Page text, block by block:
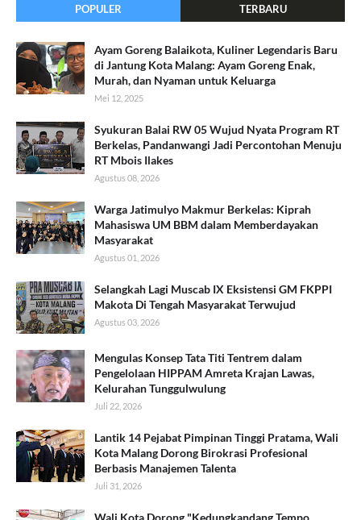
POPULER TERBARU
Ayam Goreng Balaikota, Kuliner Legendaris Baru
di Jantung Kota Malang: Ayam Goreng Enak,
Murah, dan Nyaman untuk Keluarga
Mei 12, 2025
Syukuran Balai RW 05 Wujud Nyata Program RT
Berkelas, Pandanwangi Jadi Percontohan Menuju
RT Mbois Ilakes
Agustus 08, 2026
Warga Jatimulyo Makmur Berkelas: Kiprah
Mahasiswa UM BBM dalam Memberdayakan
Masyarakat
Agustus 01, 2026
Selangkah Lagi Muscab IX Eksistensi GM FKPPI
Makota Di Tengah Masyarakat Terwujud
Agustus 03, 2026
​Mengulas Konsep Tata Titi Tentrem dalam
Pengelolaan HIPPAM Amreta Krajan Lawas,
Kelurahan Tunggulwulung
Juli 22, 2026
Lantik 14 Pejabat Pimpinan Tinggi Pratama, Wali
Kota Malang Dorong Birokrasi Profesional
Berbasis Manajemen Talenta
Juli 31, 2026
Wali Kota Dorong "Kedungkandang Tempo